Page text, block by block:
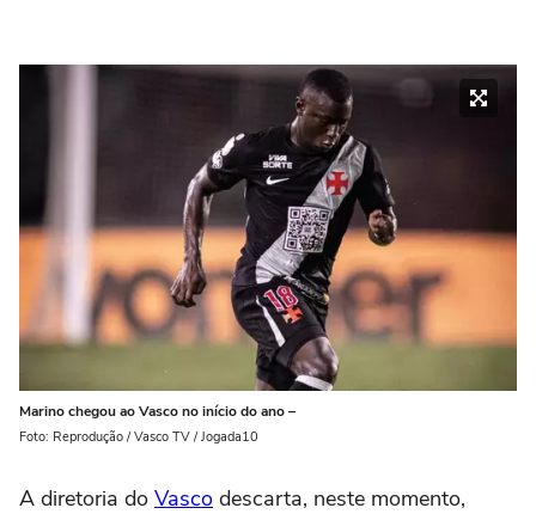
Marino chegou ao Vasco no início do ano –
Foto: Reprodução / Vasco TV / Jogada10
A diretoria do Vasco descarta, neste momento,